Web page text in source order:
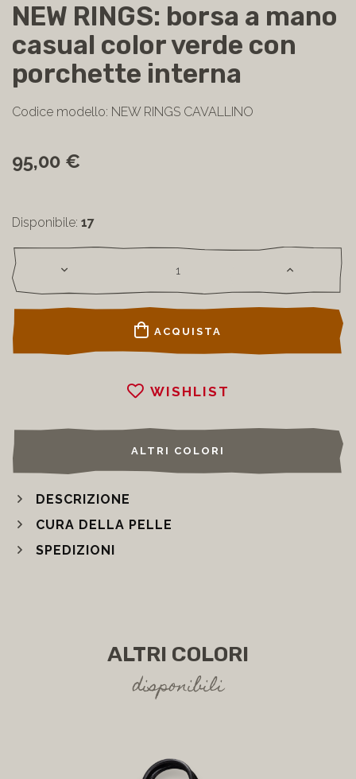
NEW RINGS: borsa a mano
casual color verde con
porchette interna
Codice modello: NEW RINGS CAVALLINO
95,00 €
Disponibile: 17
ACQUISTA
WISHLIST
ALTRI COLORI
DESCRIZIONE
CURA DELLA PELLE
SPEDIZIONI
ALTRI COLORI
disponibili